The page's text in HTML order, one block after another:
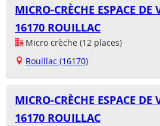
MICRO-CRÈCHE ESPACE DE
16170 ROUILLAC
Micro crèche (12 places)
Rouillac (16170)
MICRO-CRÈCHE ESPACE DE
16170 ROUILLAC